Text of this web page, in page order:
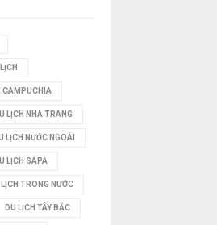
CAMPUCHIA
LỊCH NHA TRANG
LỊCH NƯỚC NGOÀI
LỊCH SAPA
LỊCH TRONG NƯỚC
DU LỊCH TÂY BẮC